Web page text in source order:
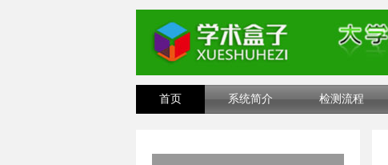
首页 系统简介 检测流程